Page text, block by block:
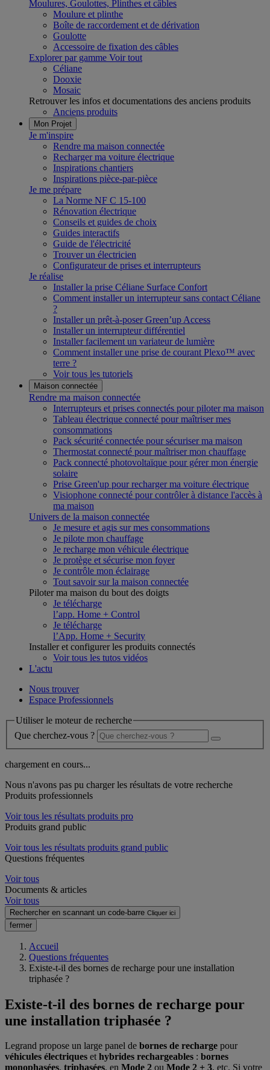
Moulures, Goulottes, Plinthes et câbles
Moulure et plinthe
Boîte de raccordement et de dérivation
Goulotte
Accessoire de fixation des câbles
Explorer par gamme Voir tout
Céliane
Dooxie
Mosaic
Retrouver les infos et documentations des anciens produits
Anciens produits
Mon Projet
Je m'inspire
Rendre ma maison connectée
Recharger ma voiture électrique
Inspirations chantiers
Inspirations pièce-par-pièce
Je me prépare
La Norme NF C 15-100
Rénovation électrique
Conseils et guides de choix
Guides interactifs
Guide de l'électricité
Trouver un électricien
Configurateur de prises et interrupteurs
Je réalise
Installer la prise Céliane Surface Confort
Comment installer un interrupteur sans contact Céliane
?
Installer un prêt-à-poser Green’up Access
Installer un interrupteur différentiel
Installer facilement un variateur de lumière
Comment installer une prise de courant Plexo™ avec
terre ?
Voir tous les tutoriels
Maison connectée
Rendre ma maison connectée
Interrupteurs et prises connectés pour piloter ma maison
Tableau électrique connecté pour maîtriser mes
consommations
Pack sécurité connectée pour sécuriser ma maison
Thermostat connecté pour maîtriser mon chauffage
Pack connecté photovoltaïque pour gérer mon énergie
solaire
Prise Green'up pour recharger ma voiture électrique
Visiophone connecté pour contrôler à distance l'accès à
ma maison
Univers de la maison connectée
Je mesure et agis sur mes consommations
Je pilote mon chauffage
Je recharge mon véhicule électrique
Je protège et sécurise mon foyer
Je contrôle mon éclairage
Tout savoir sur la maison connectée
Piloter ma maison du bout des doigts
Je télécharge
l’app. Home + Control
Je télécharge
l’App. Home + Security
Installer et configurer les produits connectés
Voir tous les tutos vidéos
L'actu
Nous trouver
Espace Professionnels
Utiliser le moteur de recherche
Que cherchez-vous ?
chargement en cours...
Nous n'avons pas pu charger les résultats de votre recherche
Produits professionnels
Voir tous les résultats produits pro
Produits grand public
Voir tous les résultats produits grand public
Questions fréquentes
Voir tous
Documents & articles
Voir tous
Rechercher en scannant un code-barre Cliquer ici
fermer
Accueil
Questions fréquentes
Existe-t-il des bornes de recharge pour une installation
triphasée ?
Existe-t-il des bornes de recharge pour
une installation triphasée ?
Legrand propose un large panel de bornes de recharge pour
véhicules électriques ethybrides rechargeables : bornes
monophasées, triphasées, en Mode 2 ou Mode 2 + 3, etc. Si votre